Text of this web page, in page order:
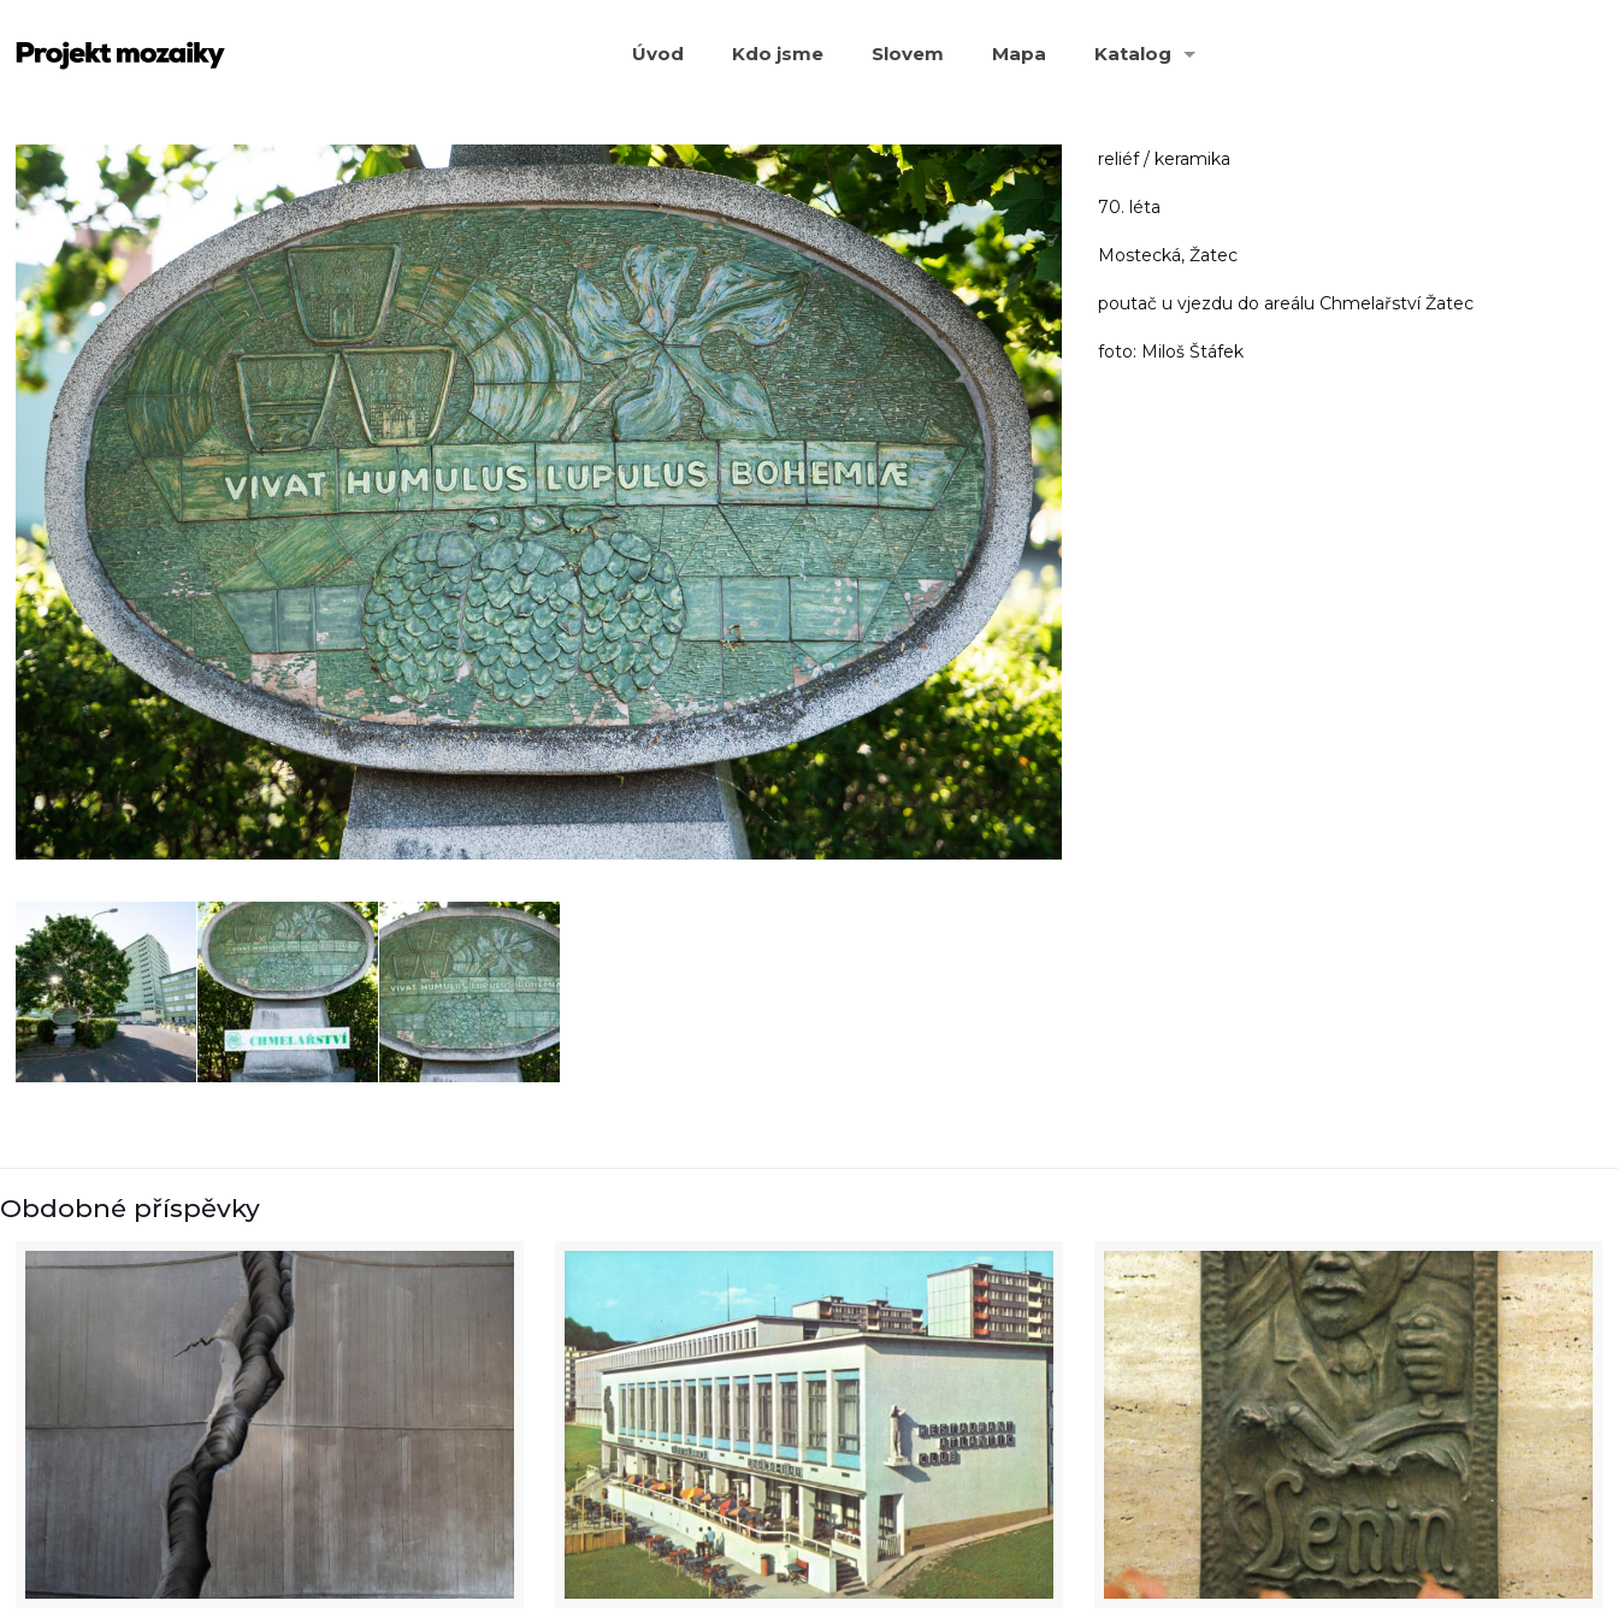
Úvod Kdo jsme Slovem Mapa Katalog
reliéf / keramika
70. léta
Mostecká, Žatec
poutač u vjezdu do areálu Chmelařství Žatec
foto: Miloš Štáfek
Obdobné příspěvky